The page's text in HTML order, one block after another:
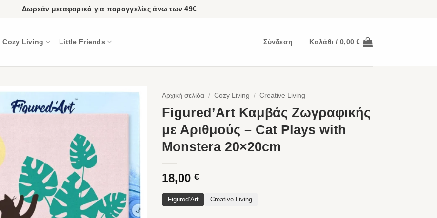
Δωρεάν μεταφορικά για παραγγελίες άνω των 49€
Cozy Living Little Friends Σύνδεση Καλάθι / 0,00€
Αρχική σελίδα / Cozy Living / Creative Living
Figured’Art Καμβάς Ζωγραφικής
με Αριθμούς – Cat Plays with
Monstera 20×20cm
18,00 €
Figured’Art Creative Living